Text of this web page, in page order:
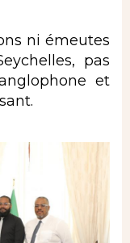
ni émeutes
pas
et